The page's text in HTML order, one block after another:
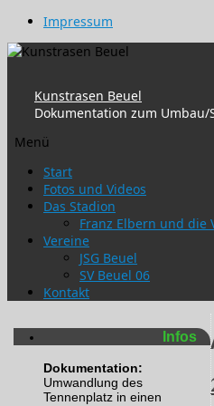
Impressum
Kunstrasen Beuel
Dokumentation zum
Menü
Zum
Inhalt
springen
Start
Fotos und Videos
Das Stadion
Franz Elbern und die
Vereine
JSG Beuel
SV Beuel 06
Kontakt
Infos
Dokumentation:
Umwandlung des
Tennenplatz in einen